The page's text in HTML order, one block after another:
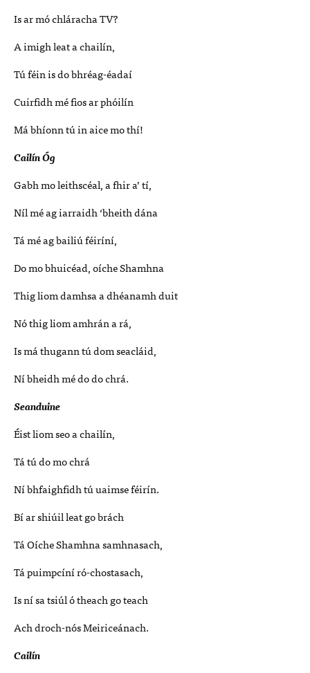
Is ar mó chláracha TV?
A imigh leat a chailín,
Tú féin is do bhréag-éadaí
Cuirfidh mé fios ar phóilín
Má bhíonn tú in aice mo thí!
Cailín Óg
Gabh mo leithscéal, a fhir a’ tí,
Níl mé ag iarraidh ‘bheith dána
Tá mé ag bailiú féiríní,
Do mo bhuicéad, oíche Shamhna
Thig liom damhsa a dhéanamh duit
Nó thig liom amhrán a rá,
Is má thugann tú dom seacláid,
Ní bheidh mé do do chrá.
Seanduine
Éist liom seo a chailín,
Tá tú do mo chrá
Ní bhfaighfidh tú uaimse féirín.
Bí ar shiúil leat go brách
Tá Oíche Shamhna samhnasach,
Tá puimpcíní ró-chostasach,
Is ní sa tsiúl ó theach go teach
Ach droch-nós Meiriceánach.
Cailín